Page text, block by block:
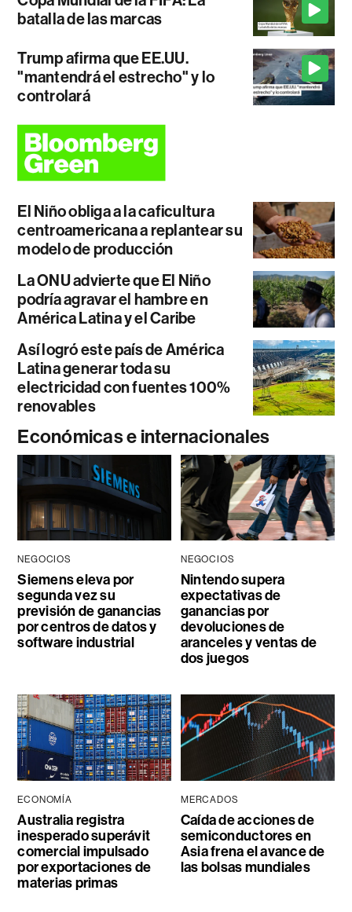
batalla de las marcas
Trump afirma que EE.UU.
"mantendrá el estrecho" y lo
controlará
El Niño obliga a la caficultura
centroamericana a replantear su
modelo de producción
La ONU advierte que El Niño
podría agravar el hambre en
América Latina y el Caribe
Así logró este país de América
Latina generar toda su
electricidad con fuentes 100%
renovables
Económicas e internacionales
NEGOCIOS
Siemens eleva por
segunda vez su
previsión de ganancias
por centros de datos y
software industrial
NEGOCIOS
Nintendo supera
expectativas de
ganancias por
devoluciones de
aranceles y ventas de
dos juegos
ECONOMÍA
Australia registra
inesperado superávit
comercial impulsado
por exportaciones de
materias primas
MERCADOS
Caída de acciones de
semiconductores en
Asia frena el avance de
las bolsas mundiales